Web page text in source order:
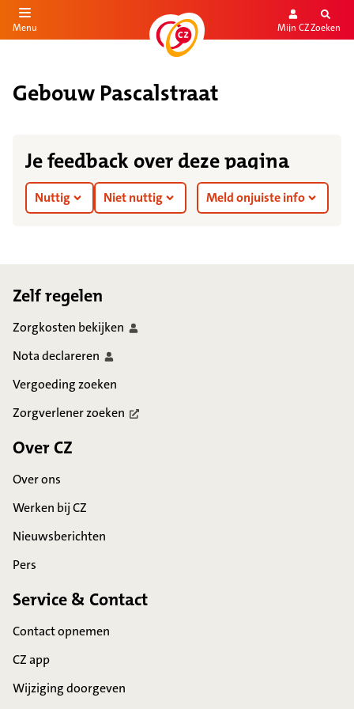
de inhoud
Menu Mijn CZZoeken
Gebouw Pascalstraat
Je feedback over deze pagina
Nuttig Niet nuttig Meld onjuiste info
Zelf regelen
Zorgkosten bekijken
Notadeclareren
Vergoeding zoeken
Zorgverlenerzoeken
Over CZ
Over ons
Werken bij CZ
Nieuwsberichten
Pers
Service & Contact
Contact opnemen
CZ app
Wijziging doorgeven